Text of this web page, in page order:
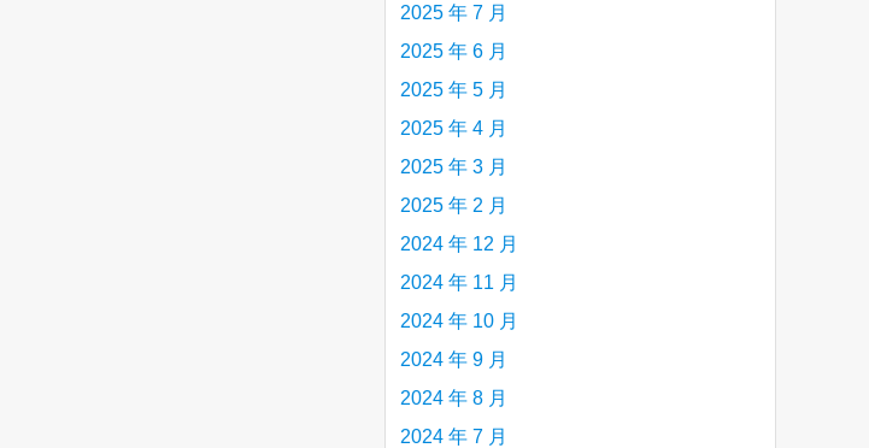
2025 年 7 月
2025 年 6 月
2025 年 5 月
2025 年 4 月
2025 年 3 月
2025 年 2 月
2024 年 12 月
2024 年 11 月
2024 年 10 月
2024 年 9 月
2024 年 8 月
2024 年 7 月